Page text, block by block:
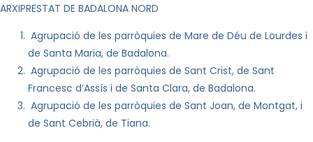
ARXIPRESTAT DE BADALONA NORD
Agrupació de les parròquies de Mare de Déu de Lourdes i
de Santa Maria, de Badalona.
Agrupació de les parròquies de Sant Crist, de Sant
Francesc d’Assís i de Santa Clara, de Badalona.
Agrupació de les parròquies de Sant Joan, de Montgat, i
de Sant Cebrià, de Tiana.